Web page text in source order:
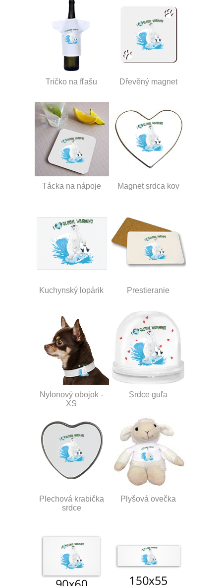
Tričko na fľašu Dřevěný magnet
Tácka na nápoje Magnet srdca kov
Kuchynský lopárik Prestieranie
Nylonový obojok -
XS
Srdce guľa
Plechová krabička
srdce
Plyšová ovečka